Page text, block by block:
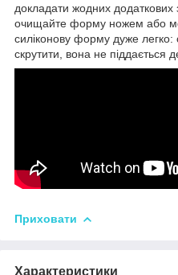
докладати жодних
очищайте форму ножем або
силіконову форму дуже легко:
скрутити, вона не піддається
Приховати
Характеристики